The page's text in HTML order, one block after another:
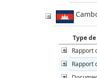
Type
Rapport
Rapport